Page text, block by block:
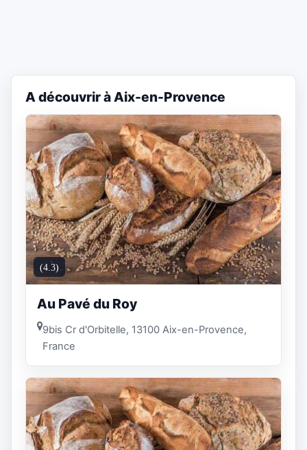
A découvrir à Aix-en-Provence
(4.3)
Au Pavé du Roy
9bis Cr d'Orbitelle, 13100 Aix-en-Provence,
France